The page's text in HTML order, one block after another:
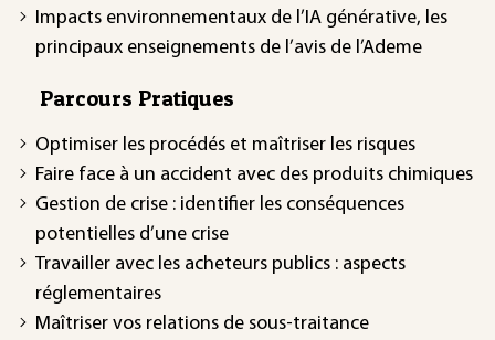
Impacts environnementaux de l’IA générative, les
principaux enseignements de l’avis de l’Ademe
Parcours Pratiques
Optimiser les procédés et maîtriser les risques
Faire face à un accident avec des produits chimiques
Gestion de crise : identifier les conséquences
potentielles d’une crise
Travailler avec les acheteurs publics : aspects
réglementaires
Maîtriser vos relations de sous-traitance